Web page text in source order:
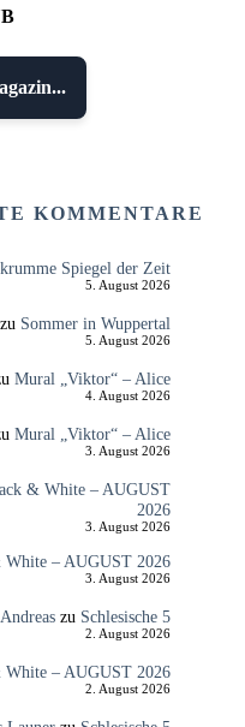
KOMMENTARE
Spiegel der Zeit
5. August 2026
zu Sommer in Wuppertal
5. August 2026
Mural „Viktor“ – Alice
4. August 2026
Mural „Viktor“ – Alice
3. August 2026
& White – AUGUST
2026
3. August 2026
– AUGUST 2026
3. August 2026
Andreaszu Schlesische 5
2. August 2026
– AUGUST 2026
2. August 2026